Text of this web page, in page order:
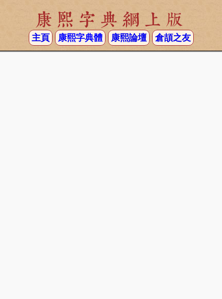
康熙字典網上版
主頁 康熙字典體 康熙論壇 倉頡之友